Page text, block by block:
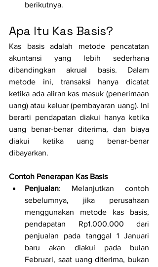
berikutnya.
Apa Itu Kas Basis?
Kas basis adalah metode pencatatan
akuntansi yang lebih sederhana
dibandingkan akrual basis. Dalam
metode ini, transaksi hanya dicatat
ketika ada aliran kas masuk (penerimaan
uang) atau keluar (pembayaran uang). Ini
berarti pendapatan diakui hanya ketika
uang benar-benar diterima, dan biaya
diakui ketika uang benar-benar
dibayarkan.
Contoh Penerapan Kas Basis
Penjualan: Melanjutkan contoh
sebelumnya, jika perusahaan
menggunakan metode kas basis,
pendapatan Rp1.000.000 dari
penjualan pada tanggal 1 Januari
baru akan diakui pada bulan
Februari, saat uang diterima, bukan